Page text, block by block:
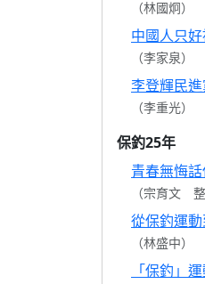
（林國炯）
中國人只
（李家泉）
李登輝民
（李重光）
保釣25年
青春無悔
（宗育文 整
從保釣運
（林盛中）
「保釣」